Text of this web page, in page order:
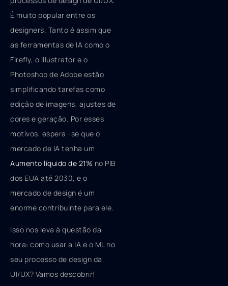
É muito popular entre os
designers. Tanto é assim que
as ferramentas de IA como o
Firefly, o Illustrator e o
Photoshop de Adobe estão
simplificando tarefas como
edição de imagens, ajustes de
cores e geração. Por esses
motivos, espera -se que o
mercado de IA tenha um
Aumento líquido de 21% no PIB
dos EUA até 2030, e o
mercado de design é um
enorme contribuinte para ele.
Isso nos leva à questão da
hora: como usar a IA e o ML no
seu processo de design da
UI/UX? Vamos descobrir!